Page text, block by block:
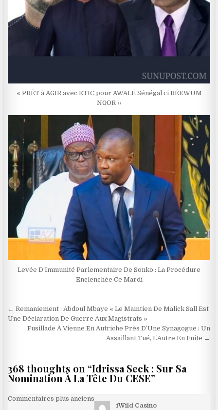
« PRÊT à AGIR avec ETIC pour AWALÉ Sénégal ci RÉEWUM
NGOR ››
Levée D’Immunité Parlementaire De Sonko : La Procédure
Enclenchée Ce Mardi
Navigation
de
← Remaniement : Abdoul Mbaye « Le Maintien De Malick Sall Est
Une Déclaration De Guerre Aux Magistrats »
Fusillade À Vienne En Autriche Près D’Une Synagogue : Un
Assaillant Tué, L’Autre En Fuite →
368 thoughts on “Idrissa Seck : Sur Sa
Nomination À La Tête Du CESE”
Navigation
Commentaires plus anciens
iWild Casino